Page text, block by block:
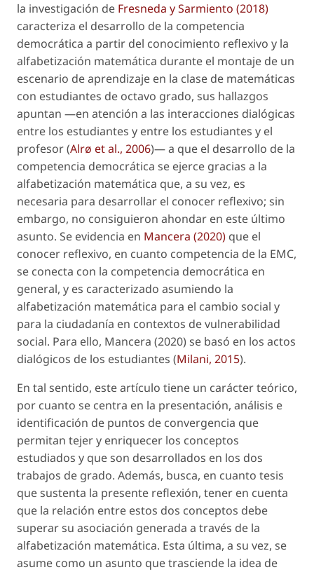
la investigación de Fresneda y Sarmiento (2018)
caracteriza el desarrollo de la competencia
democrática a partir del conocimiento reflexivo y la
alfabetización matemática durante el montaje de un
escenario de aprendizaje en la clase de matemáticas
con estudiantes de octavo grado, sus hallazgos
apuntan —en atención a las interacciones dialógicas
entre los estudiantes y entre los estudiantes y el
profesor (Alrø et al., 2006)— a que el desarrollo de la
competencia democrática se ejerce gracias a la
alfabetización matemática que, a su vez, es
necesaria para desarrollar el conocer reflexivo; sin
embargo, no consiguieron ahondar en este último
asunto. Se evidencia en Mancera (2020) que el
conocer reflexivo, en cuanto competencia de la EMC,
se conecta con la competencia democrática en
general, y es caracterizado asumiendo la
alfabetización matemática para el cambio social y
para la ciudadanía en contextos de vulnerabilidad
social. Para ello, Mancera (2020) se basó en los actos
dialógicos de los estudiantes (Milani, 2015).
En tal sentido, este artículo tiene un carácter teórico,
por cuanto se centra en la presentación, análisis e
identificación de puntos de convergencia que
permitan tejer y enriquecer los conceptos
estudiados y que son desarrollados en los dos
trabajos de grado. Además, busca, en cuanto tesis
que sustenta la presente reflexión, tener en cuenta
que la relación entre estos dos conceptos debe
superar su asociación generada a través de la
alfabetización matemática. Esta última, a su vez, se
asume como un asunto que trasciende la idea de